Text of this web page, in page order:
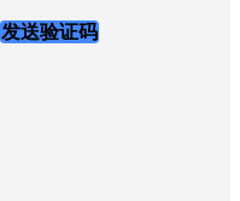
发送验证码